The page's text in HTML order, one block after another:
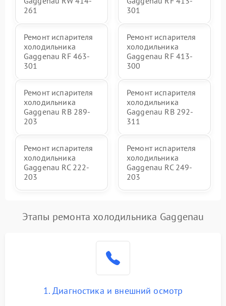
261
301
Ремонт испарителя
холодильника
Gaggenau RF 463-
301
Ремонт испарителя
холодильника
Gaggenau RF 413-
300
Ремонт испарителя
холодильника
Gaggenau RB 289-
203
Ремонт испарителя
холодильника
Gaggenau RB 292-
311
Ремонт испарителя
холодильника
Gaggenau RC 222-
203
Ремонт испарителя
холодильника
Gaggenau RC 249-
203
Этапы ремонта холодильника Gaggenau
1. Диагностика и внешний осмотр